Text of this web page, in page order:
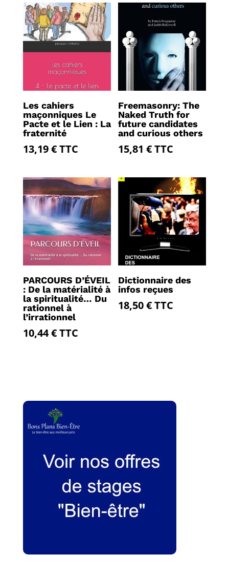
Les cahiers
maçonniques Le
Pacte et le Lien : La
fraternité
13,19€TTC
Freemasonry: The
Naked Truth for
future candidates
and curious others
15,81€TTC
PARCOURS D’ÉVEIL
: De la matérialité à
la spiritualité… Du
rationnel à
l’irrationnel
10,44€TTC
Dictionnaire des
infos reçues
18,50€TTC